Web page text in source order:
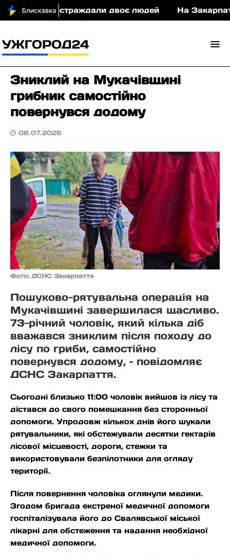
у ДТП постраждали двоє людей На
Зниклий на Мукачівщині
грибник самостійно
повернувся додому
08.07.2026
Фото: ДСНС Закарпаття
Пошуково-рятувальна операція на
Мукачівщині завершилася щасливо.
73-річний чоловік, який кілька діб
вважався зниклим після походу до
лісу по гриби, самостійно
повернувся додому, – повідомляє
ДСНС Закарпаття.
Сьогодні близько 11:00 чоловік вийшов із лісу та
дістався до свого помешкання без сторонньої
допомоги. Упродовж кількох днів його шукали
рятувальники, які обстежували десятки гектарів
лісової місцевості, дороги, стежки та
використовували безпілотники для огляду
території.
Після повернення чоловіка оглянули медики.
Згодом бригада екстреної медичної допомоги
госпіталізувала його до Свалявської міської
лікарні для обстеження та надання необхідної
медичної допомоги.